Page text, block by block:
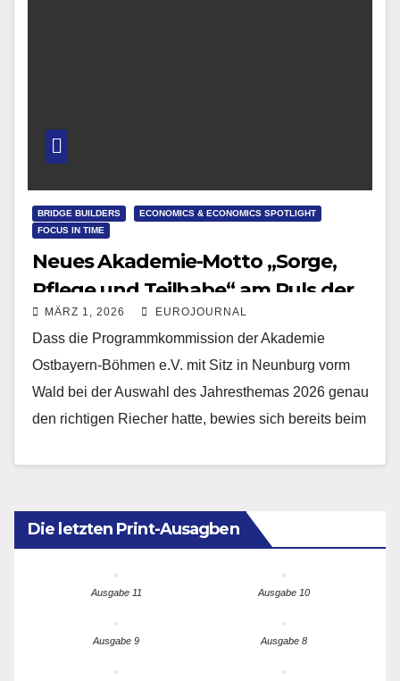
BRIDGE BUILDERS
ECONOMICS & ECONOMICS SPOTLIGHT
FOCUS IN TIME
Neues Akademie-Motto „Sorge,
Pflege und Teilhabe“ am Puls der
Zeit
MÄRZ 1, 2026 EUROJOURNAL
Dass die Programmkommission der Akademie
Ostbayern-Böhmen e.V. mit Sitz in Neunburg vorm
Wald bei der Auswahl des Jahresthemas 2026 genau
den richtigen Riecher hatte, bewies sich bereits beim
Die letzten Print-Ausagben
Ausgabe 11 Ausgabe 10
Ausgabe 9 Ausgabe 8